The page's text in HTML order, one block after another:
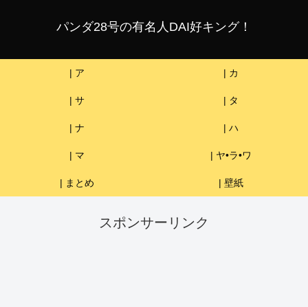
パンダ28号の有名人DAI好キング！
| ア | カ
| サ | タ
| ナ | ハ
| マ | ヤ•ラ•ワ
| まとめ | 壁紙
スポンサーリンク